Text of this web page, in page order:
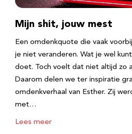
Mijn shit, jouw mest
Een omdenkquote die vaak
je niet veranderen. Wat je wel
doet. Toch voelt dat niet altijd zo
Daarom delen we ter inspiratie
omdenkverhaal van Esther. Zij
met…
Lees meer